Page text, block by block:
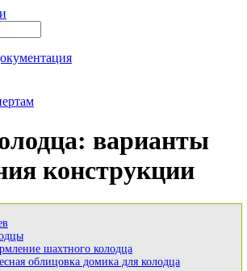
варианты
конструкции
шахтного колодца
облицовка домика для колодца